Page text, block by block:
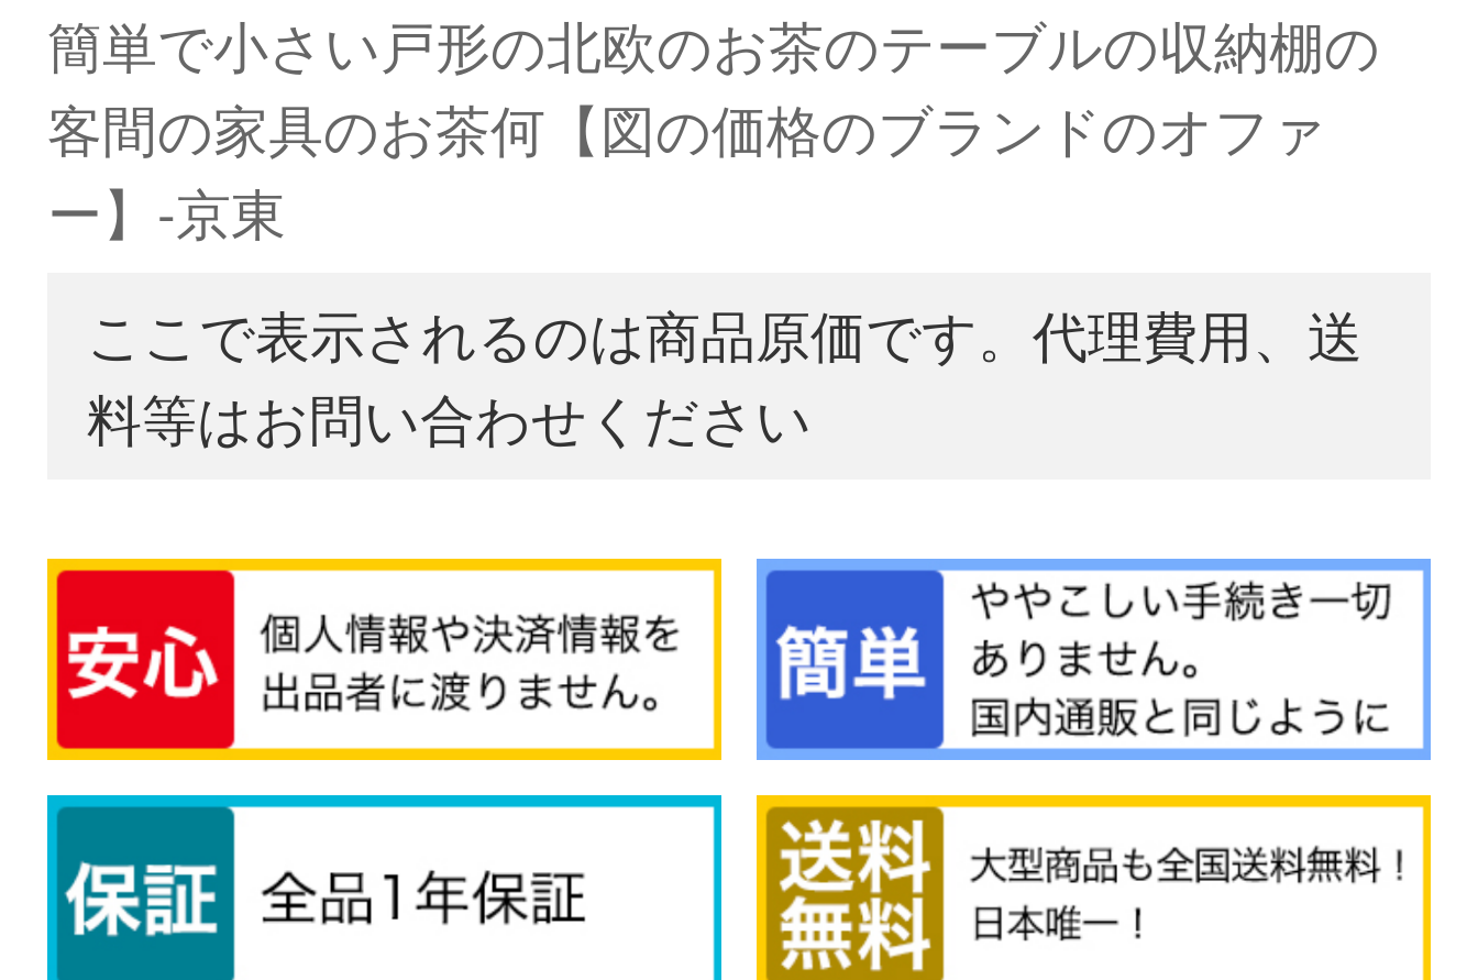
簡単で小さい戸形の北欧のお茶のテーブルの収納棚の
客間の家具のお茶何【図の価格のブランドのオファ
ー】-京東
ここで表示されるのは商品原価です。代理費用、送
料等はお問い合わせください